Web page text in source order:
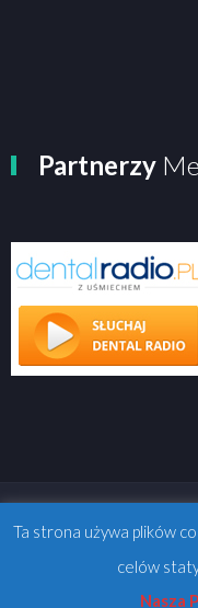
Partnerzy
Ta strona używa plików
celów
Nasza